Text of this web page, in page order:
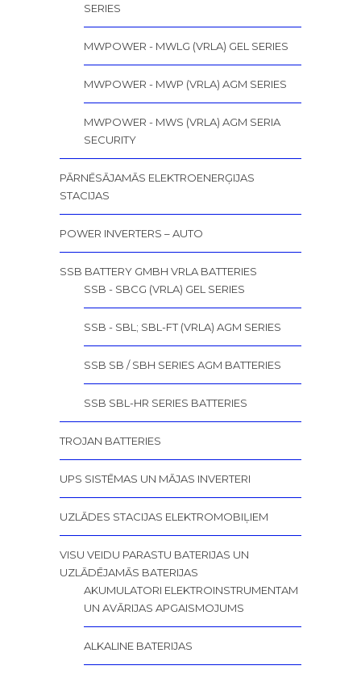
SERIES
MWPOWER - MWLG (VRLA) GEL SERIES
MWPOWER - MWP (VRLA) AGM SERIES
MWPOWER - MWS (VRLA) AGM SERIA
SECURITY
PĀRNĒSĀJAMĀS ELEKTROENERĢIJAS
STACIJAS
POWER INVERTERS – AUTO
SSB BATTERY GMBH VRLA BATTERIES
SSB - SBCG (VRLA) GEL SERIES
SSB - SBL; SBL-FT (VRLA) AGM SERIES
SSB SB / SBH SERIES AGM BATTERIES
SSB SBL-HR SERIES BATTERIES
TROJAN BATTERIES
UPS SISTĒMAS UN MĀJAS INVERTERI
UZLĀDES STACIJAS ELEKTROMOBIĻIEM
VISU VEIDU PARASTU BATERIJAS UN
UZLĀDĒJAMĀS BATERIJAS
AKUMULATORI ELEKTROINSTRUMENTAM
UN AVĀRIJAS APGAISMOJUMS
ALKALINE BATERIJAS